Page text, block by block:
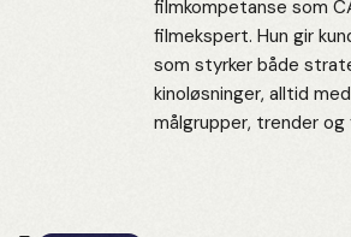
filmkompetanse som
filmekspert. Hun gir
som styrker både
kinoløsninger, alltid
målgrupper, trender og